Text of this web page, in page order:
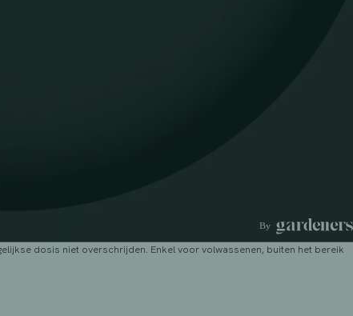
dosis niet overschrijden. Enkel voor volwassenen, buiten het bereik